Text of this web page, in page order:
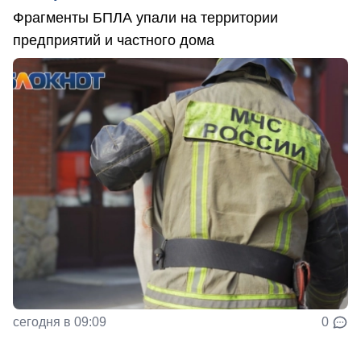
Фрагменты БПЛА упали на территории
предприятий и частного дома
сегодня в 09:09 0